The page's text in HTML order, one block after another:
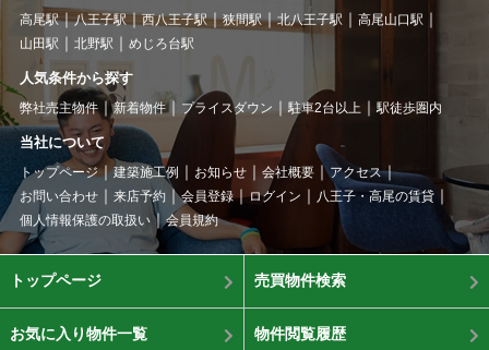
高尾駅 八王子駅 西八王子駅 狭間駅 北八王子駅
高尾山口駅
山田駅
北野駅 めじろ台駅
人気条件から探す
弊社売主物件 新着物件 プライスダウン 駐車2台以上 駅徒歩圏内
当社について
トップページ 建築施工例 お知らせ 会社概要
アクセス
お問い合わせ
来店予約 会員登録 ログイン
八王子・高尾の賃貸
個人情報保護の取扱い
会員規約
トップページ 売買物件検索
お気に入り物件一覧 物件閲覧履歴